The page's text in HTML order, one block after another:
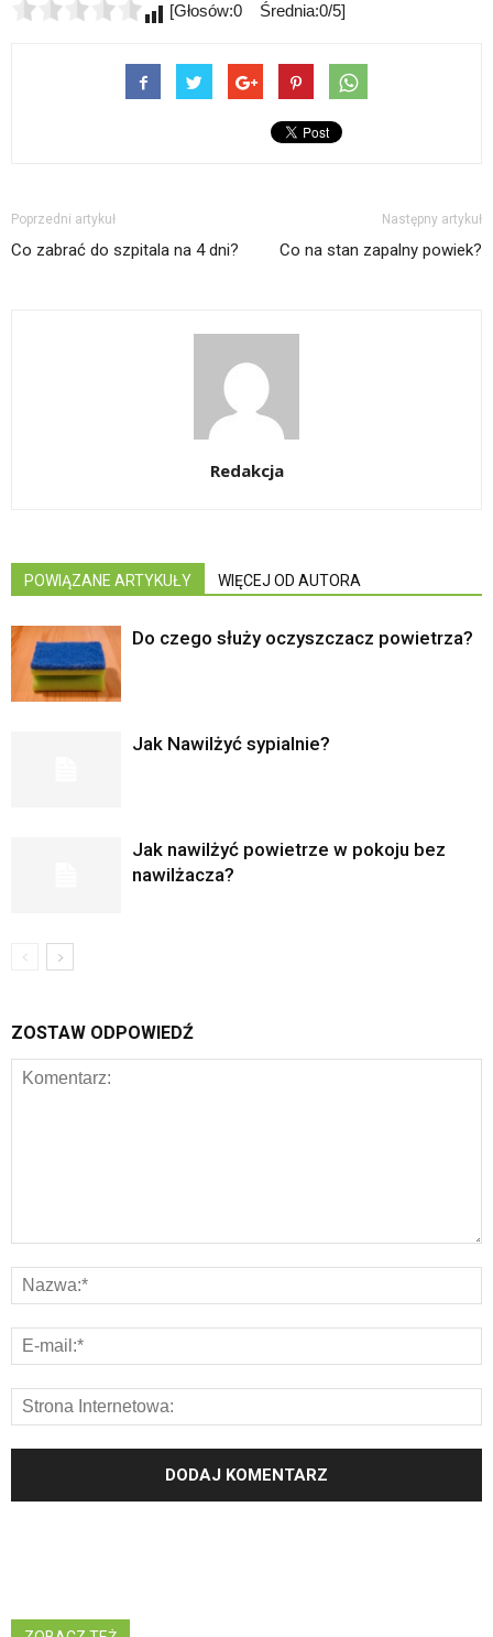
[Głosów:0 Średnia:0/5]
Poprzedni artykuł
Co zabrać do szpitala na 4 dni?
Następny artykuł
Co na stan zapalny powiek?
Redakcja
POWIĄZANE ARTYKUŁY WIĘCEJ OD AUTORA
Do czego służy oczyszczacz powietrza?
Jak Nawilżyć sypialnie?
Jak nawilżyć powietrze w pokoju bez
nawilżacza?
ZOSTAW ODPOWIEDŹ